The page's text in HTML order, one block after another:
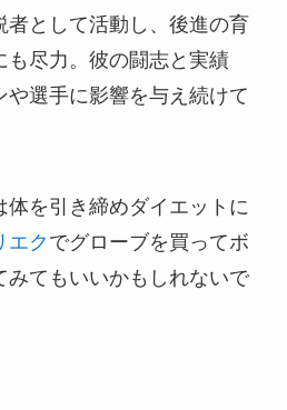
者として活動し、後進の育
も尽力。彼の闘志と実績
や選手に影響を与え続けて
体を引き締めダイエットに
エク でグローブを買ってボ
みてもいいかもしれないで